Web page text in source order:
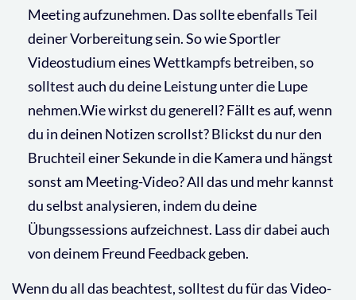
Meeting aufzunehmen. Das sollte ebenfalls Teil
deiner Vorbereitung sein. So wie Sportler
Videostudium eines Wettkampfs betreiben, so
solltest auch du deine Leistung unter die Lupe
nehmen.Wie wirkst du generell? Fällt es auf, wenn
du in deinen Notizen scrollst? Blickst du nur den
Bruchteil einer Sekunde in die Kamera und hängst
sonst am Meeting-Video? All das und mehr kannst
du selbst analysieren, indem du deine
Übungssessions aufzeichnest. Lass dir dabei auch
von deinem Freund Feedback geben.
Wenn du all das beachtest, solltest du für das Video-